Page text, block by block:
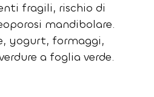
fragili, rischio di
mandibolare.
yogurt, formaggi,
a foglia verde.